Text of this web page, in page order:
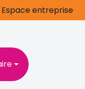
Espace entreprise